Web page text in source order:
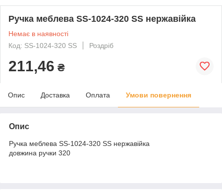
Ручка меблева SS-1024-320 SS нержавійка
Немає в наявності
Код: SS-1024-320 SS
Роздріб
211,46 ₴
Опис Доставка Оплата Умови повернення
Опис
Ручка меблева SS-1024-320 SS нержавійка
довжина ручки 320